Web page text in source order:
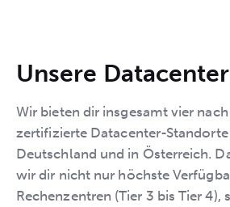
Unsere Datacenter
Wir bieten dir insgesamt vier
zertifizierte Datacenter-Standorte
Deutschland und in Österreich.
wir dir nicht nur höchste
Rechenzentren (Tier 3 bis Tier 4),